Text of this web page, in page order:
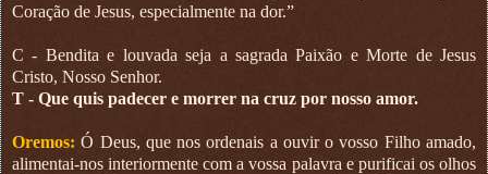
Coração de Jesus, especialmente na dor.”
C - Bendita e louvada seja a sagrada Paixão e Morte de Jesus
Cristo, Nosso Senhor.
T - Que quis padecer e morrer na cruz por nosso amor.
Oremos: Ó Deus, que nos ordenais a ouvir o vosso Filho amado,
alimentai-nos interiormente com a vossa palavra e purificai os olhos